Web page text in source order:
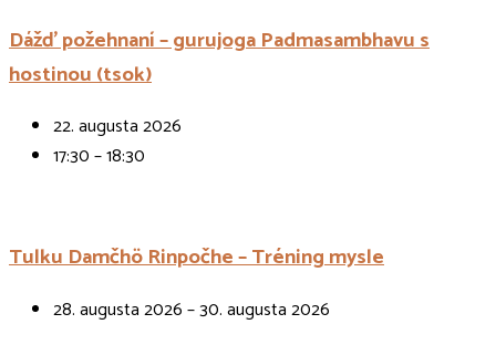
Dážď požehnaní – gurujoga Padmasambhavu s
hostinou (tsok)
22. augusta 2026
17:30 – 18:30
Tulku Damčhö Rinpočhe – Tréning mysle
28. augusta 2026 – 30. augusta 2026